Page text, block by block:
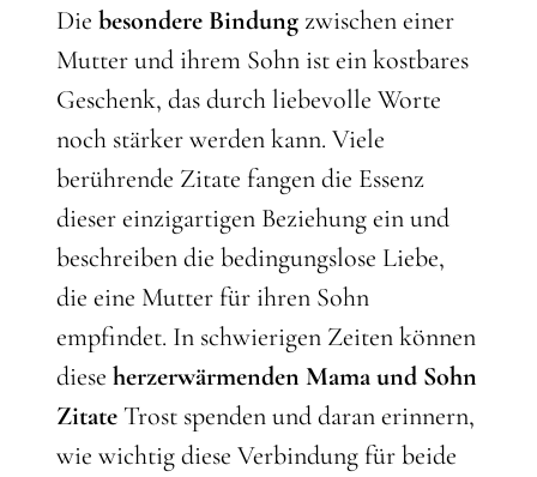
Diebesondere Bindung zwischen einer
Mutter und ihrem Sohn ist ein kostbares
Geschenk, das durch liebevolle Worte
noch stärker werden kann. Viele
berührende Zitate fangen die Essenz
dieser einzigartigen Beziehung ein und
beschreiben die bedingungslose Liebe,
die eine Mutter für ihren Sohn
empfindet. In schwierigen Zeiten können
dieseherzerwärmenden Mama und Sohn
ZitateTrost spenden und daran erinnern,
wie wichtig diese Verbindung für beide